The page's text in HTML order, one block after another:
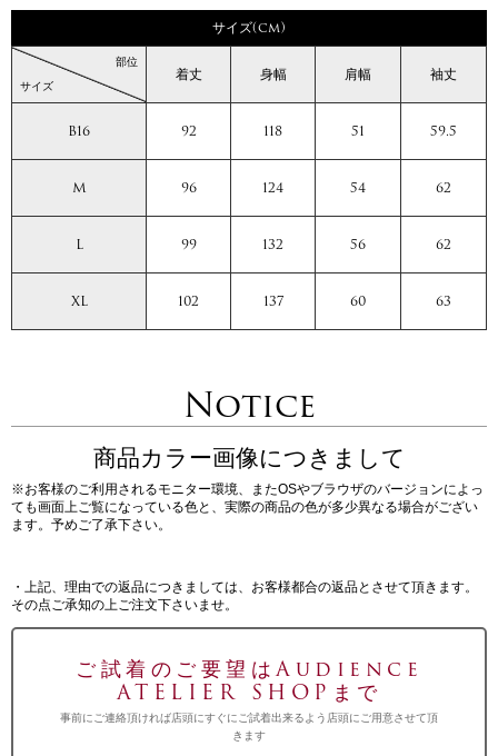
サイズ(cm)
サイズ
部位
着丈 身幅 肩幅 袖丈
B16 92 118 51 59.5
M 96 124 54 62
L 99 132 56 62
XL 102 137 60 63
Notice
商品カラー画像につきまして
※お客様のご利用されるモニター環境、またOSやブラウザのバージョンによっ
ても画面上ご覧になっている色と、実際の商品の色が多少異なる場合がござい
ます。予めご了承下さい。
・上記、理由での返品につきましては、お客様都合の返品とさせて頂きます。
その点ご承知の上ご注文下さいませ。
ご試着のご要望はAudience
ATELIER SHOPまで
事前にご連絡頂ければ店頭にすぐにご試着出来るよう店頭にご用意させて頂
きます